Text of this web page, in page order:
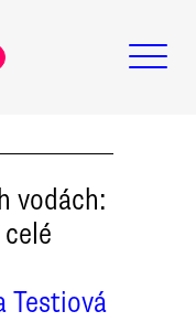
vodách:
Testiová